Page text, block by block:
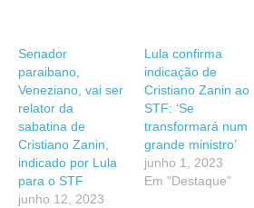
Senador
paraibano,
Veneziano, vai ser
relator da
sabatina de
Cristiano Zanin,
indicado por Lula
para o STF
junho 12, 2023
Lula confirma
indicação de
Cristiano Zanin ao
STF: ‘Se
transformará num
grande ministro’
junho 1, 2023
Em "Destaque"